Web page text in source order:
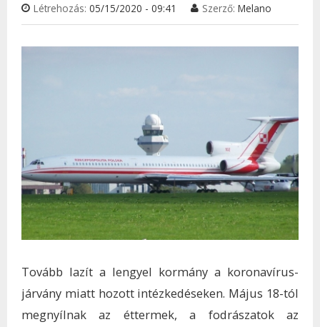
Létrehozás: 05/15/2020 - 09:41 Szerző: Melano
Tovább lazít a lengyel kormány a koronavírus-
járvány miatt hozott intézkedéseken. Május 18-tól
megnyílnak az éttermek, a fodrászatok az